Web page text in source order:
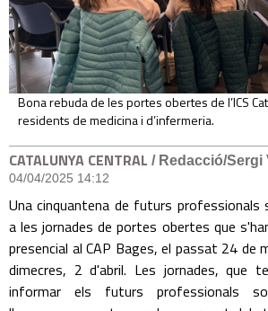
Bona rebuda de les portes obertes de l’ICS
residents de medicina i d’infermeria.
CATALUNYA CENTRAL / Redacció/Sergi
04/04/2025 14:12
Una cinquantena de futurs
a les jornades de portes obertes que
presencial al CAP Bages, el passat 24 de
dimecres, 2 d'abril. Les jornades, que
informar els futurs professionals